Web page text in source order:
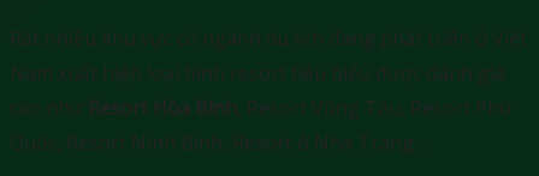
Rất nhiều khu vực có ngành du lịch đang phát triển ở Việt
Nam xuất hiện loại hình resort tiêu biểu được đánh giá
cao như Resort Hòa Bình , Resort Vũng Tàu, Resort Phú
Quốc, Resort Ninh Bình, Resort ở Nha Trang….